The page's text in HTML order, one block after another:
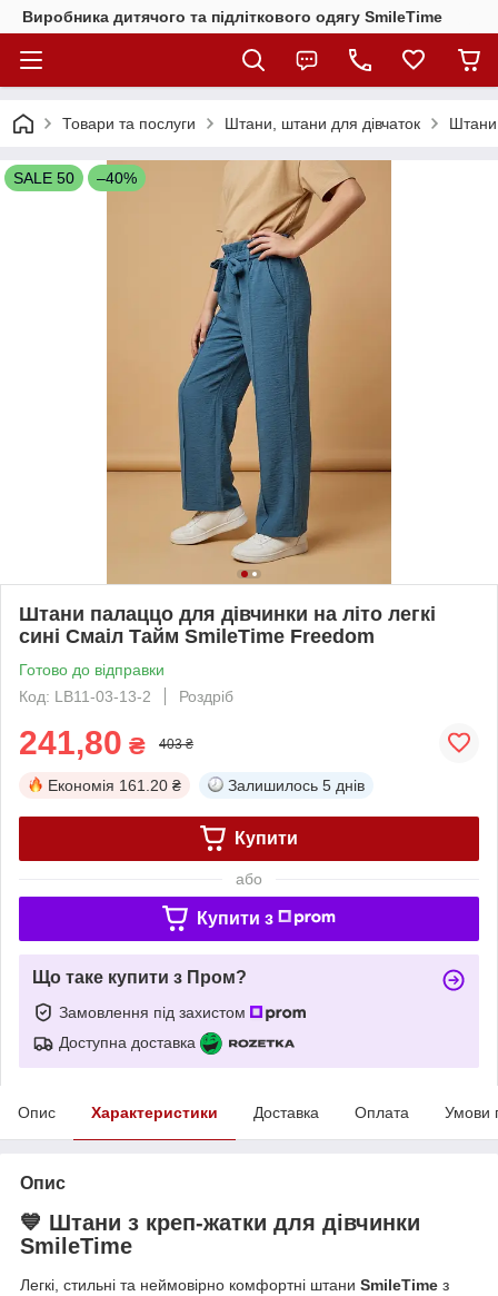
Виробника дитячого та підліткового одягу SmileTime
Товари та послуги Штани, штани для дівчаток Штани
SALE 50 –40%
Штани палаццо для дівчинки на літо легкі
сині Смаіл Тайм SmileTime Freedom
Готово до відправки
Код: LB11-03-13-2
Роздріб
241,80 ₴ 403 ₴
Економія 161.20 ₴ Залишилось 5 днів
Купити
або
Купити з
Що таке купити з Пром?
Замовлення під захистом
Доступна доставка
Опис Характеристики Доставка Оплата Умови
Опис
💙 Штани з креп-жатки для дівчинки
SmileTime
Легкі, стильні та неймовірно комфортні штани SmileTime з